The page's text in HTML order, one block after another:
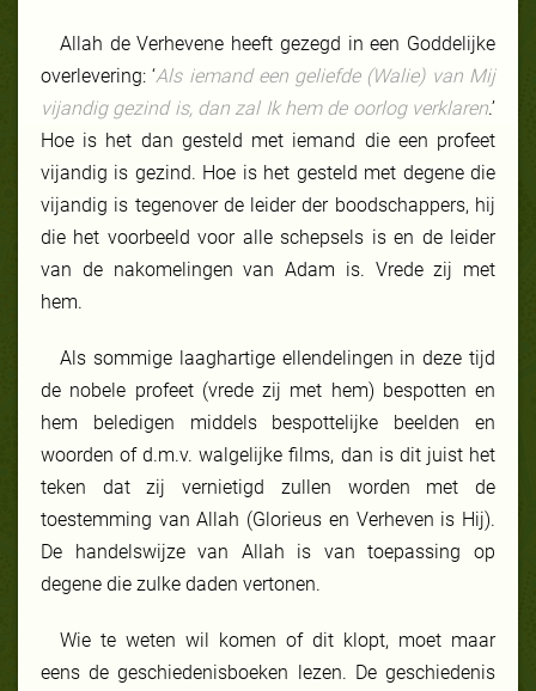
Allah de Verhevene heeft gezegd in een Goddelijke
overlevering: ‘Als iemand een geliefde (Walie) van Mij
vijandig gezind is, dan zal Ik hem de oorlog verklaren.’
Hoe is het dan gesteld met iemand die een profeet
vijandig is gezind. Hoe is het gesteld met degene die
vijandig is tegenover de leider der boodschappers, hij
die het voorbeeld voor alle schepsels is en de leider
van de nakomelingen van Adam is. Vrede zij met
hem.
Als sommige laaghartige ellendelingen in deze tijd
de nobele profeet (vrede zij met hem) bespotten en
hem beledigen middels bespottelijke beelden en
woorden of d.m.v. walgelijke films, dan is dit juist het
teken dat zij vernietigd zullen worden met de
toestemming van Allah (Glorieus en Verheven is Hij).
De handelswijze van Allah is van toepassing op
degene die zulke daden vertonen.
Wie te weten wil komen of dit klopt, moet maar
eens de geschiedenisboeken lezen. De geschiedenis